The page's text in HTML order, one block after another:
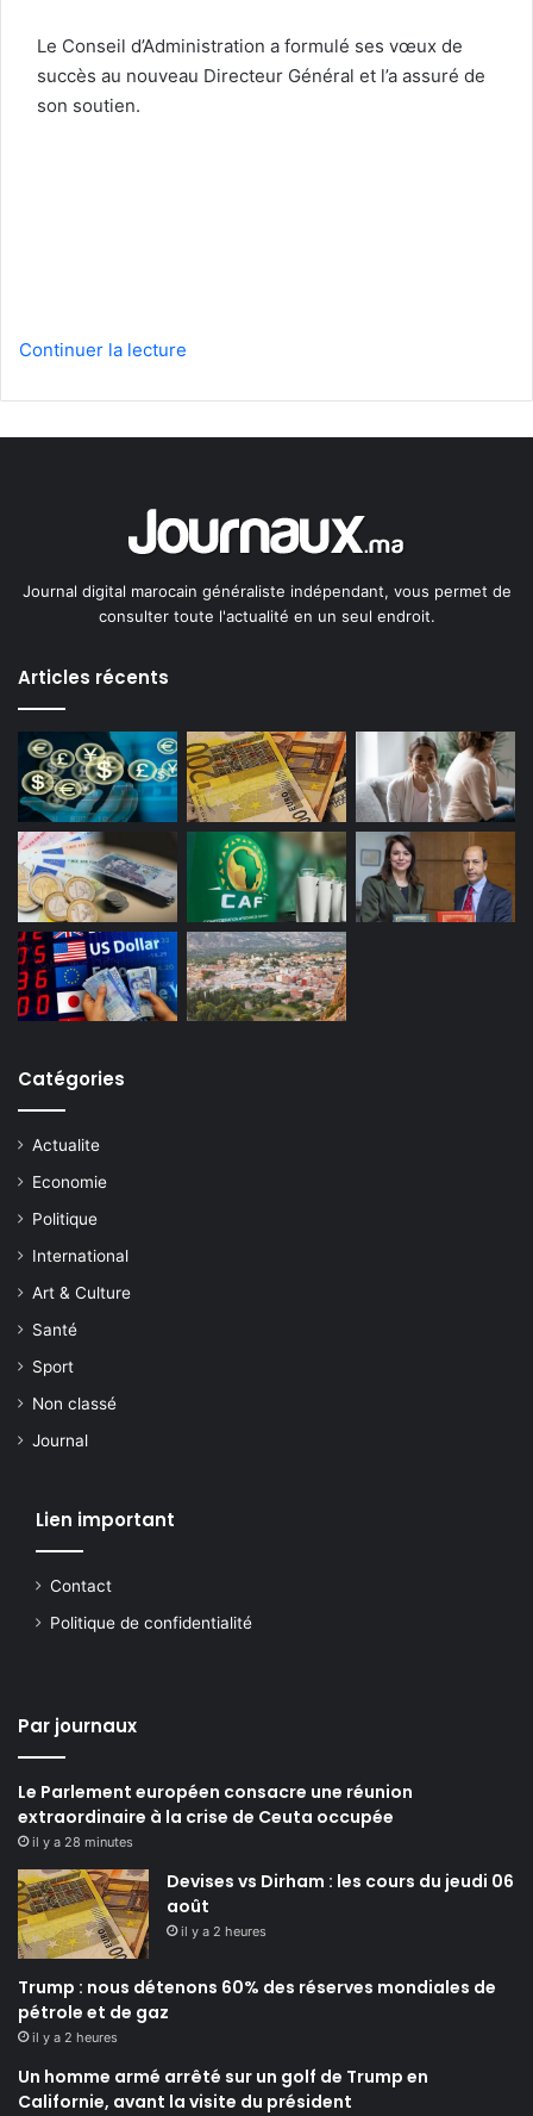
Le Conseil d’Administration a formulé ses vœux de
succès au nouveau Directeur Général et l’a assuré de
son soutien.
Continuer la lecture
Journal digital marocain généraliste indépendant, vous permet de
consulter toute l'actualité en un seul endroit.
Articles récents
Catégories
Actualite
Economie
Politique
International
Art & Culture
Santé
Sport
Non classé
Journal
Lien important
Contact
Politique de confidentialité
Par journaux
Le Parlement européen consacre une réunion
extraordinaire à la crise de Ceuta occupée
il y a 28 minutes
Devises vs Dirham : les cours du jeudi 06
août
il y a 2 heures
Trump : nous détenons 60% des réserves mondiales de
pétrole et de gaz
il y a 2 heures
Un homme armé arrêté sur un golf de Trump en
Californie, avant la visite du président